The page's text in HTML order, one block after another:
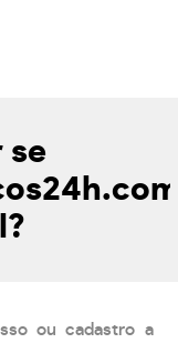
se
ou cadastro a